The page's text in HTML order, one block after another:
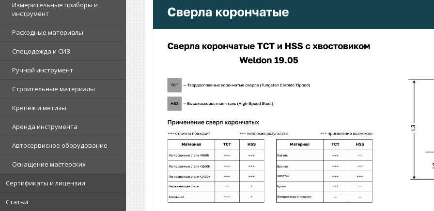
Измерительные приборы и
инструмент
Расходные материалы
Спецодежда и СИЗ
Ручной инструмент
Строительные материалы
Крепеж и метизы
Аренда инструмента
Автосервисное оборудование
Оснащение мастерских
Сертификаты и лицензии
Статьи